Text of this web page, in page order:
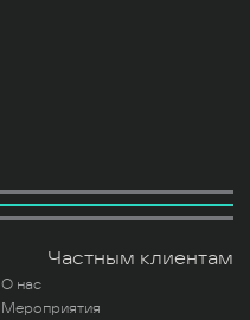
Частным клиентам
О нас
Мероприятия